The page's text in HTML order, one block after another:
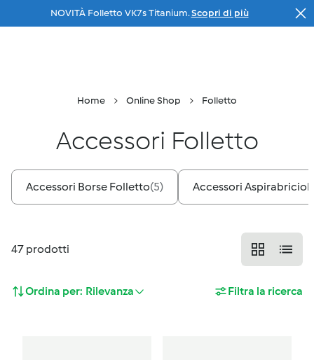
Salta al contenuto principale
NOVITÀ Folletto VK7s Titanium.Scopri di più
Home Online Shop Folletto
Accessori Folletto
Accessori Borse Folletto(5) Accessori
47 prodotti
Ordina per: Rilevanza Filtra la ricerca